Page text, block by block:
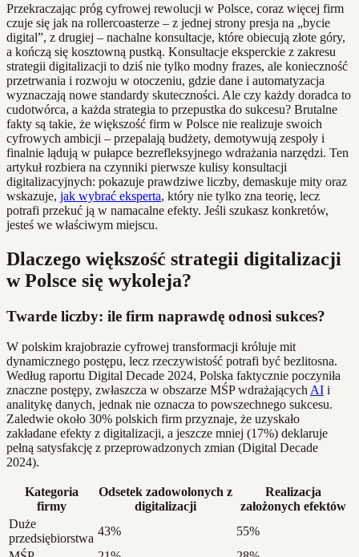
Przekraczając próg cyfrowej rewolucji w Polsce, coraz więcej firm
czuje się jak na rollercoasterze – z jednej strony presja na „bycie
digital”, z drugiej – nachalne konsultacje, które obiecują złote góry,
a kończą się kosztowną pustką. Konsultacje eksperckie z zakresu
strategii digitalizacji to dziś nie tylko modny frazes, ale konieczność
przetrwania i rozwoju w otoczeniu, gdzie dane i automatyzacja
wyznaczają nowe standardy skuteczności. Ale czy każdy doradca to
cudotwórca, a każda strategia to przepustka do sukcesu? Brutalne
fakty są takie, że większość firm w Polsce nie realizuje swoich
cyfrowych ambicji – przepalają budżety, demotywują zespoły i
finalnie lądują w pułapce bezrefleksyjnego wdrażania narzędzi. Ten
artykuł rozbiera na czynniki pierwsze kulisy konsultacji
digitalizacyjnych: pokazuje prawdziwe liczby, demaskuje mity oraz
wskazuje, jak wybrać eksperta, który nie tylko zna teorię, lecz
potrafi przekuć ją w namacalne efekty. Jeśli szukasz konkretów,
jesteś we właściwym miejscu.
Dlaczego większość strategii digitalizacji
w Polsce się wykoleja?
Twarde liczby: ile firm naprawdę odnosi sukces?
W polskim krajobrazie cyfrowej transformacji króluje mit
dynamicznego postępu, lecz rzeczywistość potrafi być bezlitosna.
Według raportu Digital Decade 2024, Polska faktycznie poczyniła
znaczne postępy, zwłaszcza w obszarze MŚP wdrażających AI i
analitykę danych, jednak nie oznacza to powszechnego sukcesu.
Zaledwie około 30% polskich firm przyznaje, że uzyskało
zakładane efekty z digitalizacji, a jeszcze mniej (17%) deklaruje
pełną satysfakcję z przeprowadzonych zmian (Digital Decade
2024).
Kategoria
firmy
Odsetek zadowolonych z
digitalizacji
Realizacja
założonych efektów
Duże
przedsiębiorstwa
43%
55%